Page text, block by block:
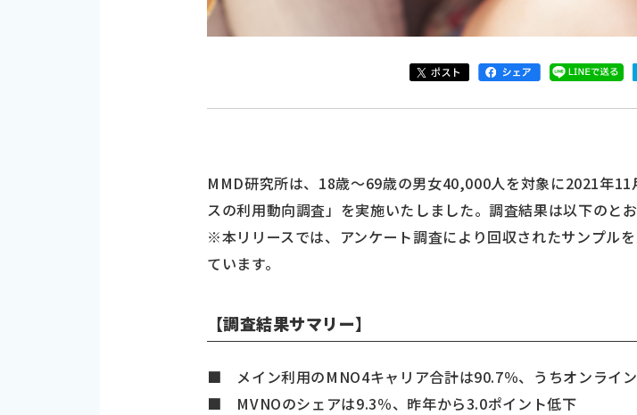
MMD研究所は、18歳～69歳の男女40,000人を対象に2021年
スの利用動向調査」を実施いたしました。調査結果は以下のとお
※本リリースでは、アンケート調査により回収されたサンプル
ています。
【調査結果サマリー】
■ メイン利用のMNO4キャリア合計は90.7％、うちオンライ
■ MVNOのシェアは9.3％、昨年から3.0ポイント低下